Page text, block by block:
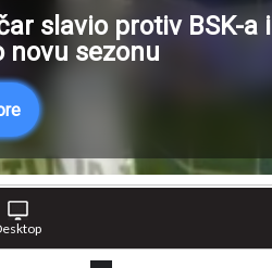
slavio protiv BSK-a i
novu sezonu